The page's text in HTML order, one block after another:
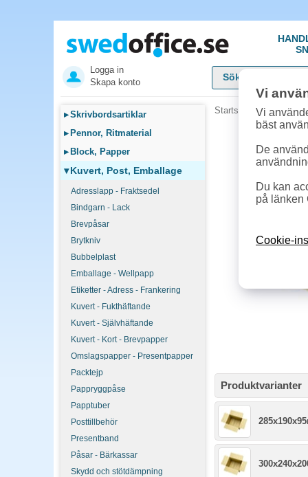
Logga in
Skapa konto
▸Skrivbordsartiklar
▸ Pennor, Ritmaterial
▸ Block, Papper
▾Kuvert, Post, Emballage
Adresslapp - Fraktsedel
Bindgarn - Lack
Brevpåsar
Brytkniv
Bubbelplast
Emballage - Wellpapp
Etiketter - Adress - Frankering
Kuvert - Fukthäftande
Kuvert - Självhäftande
Kuvert - Kort - Brevpapper
Omslagspapper - Presentpapper
Packtejp
Pappryggpåse
Papptuber
Posttillbehör
Presentband
Påsar - Bärkassar
Skydd och stötdämpning
Startsida »Kuvert,
Produktvarianter
Vi
Vi
bäst
De
Du kan
på länken
Cookie-